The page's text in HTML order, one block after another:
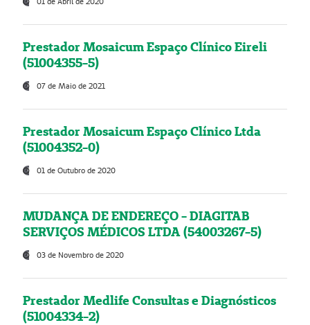
Prestador Mosaicum Espaço Clínico Eireli
(51004355-5)
07 de Maio de 2021
Prestador Mosaicum Espaço Clínico Ltda
(51004352-0)
01 de Outubro de 2020
MUDANÇA DE ENDEREÇO - DIAGITAB
SERVIÇOS MÉDICOS LTDA (54003267-5)
03 de Novembro de 2020
Prestador Medlife Consultas e Diagnósticos
(51004334-2)